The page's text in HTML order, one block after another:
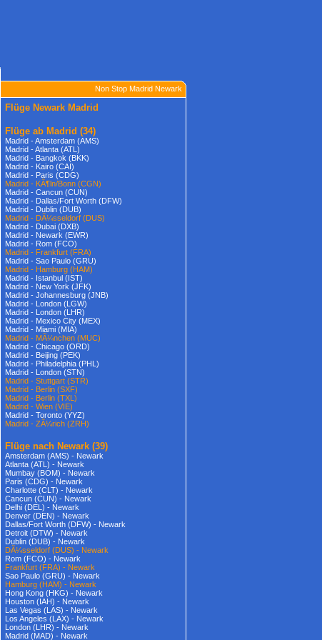
Non Stop Madrid Newark
Flüge Newark Madrid
Flüge ab Madrid (34)
Madrid - Amsterdam (AMS)
Madrid - Atlanta (ATL)
Madrid - Bangkok (BKK)
Madrid - Kairo (CAI)
Madrid - Paris (CDG)
Madrid - KÃ¶ln/Bonn (CGN)
Madrid - Cancun (CUN)
Madrid - Dallas/Fort Worth (DFW)
Madrid - Dublin (DUB)
Madrid - DÃ¼sseldorf (DUS)
Madrid - Dubai (DXB)
Madrid - Newark (EWR)
Madrid - Rom (FCO)
Madrid - Frankfurt (FRA)
Madrid - Sao Paulo (GRU)
Madrid - Hamburg (HAM)
Madrid - Istanbul (IST)
Madrid - New York (JFK)
Madrid - Johannesburg (JNB)
Madrid - London (LGW)
Madrid - London (LHR)
Madrid - Mexico City (MEX)
Madrid - Miami (MIA)
Madrid - MÃ¼nchen (MUC)
Madrid - Chicago (ORD)
Madrid - Beijing (PEK)
Madrid - Philadelphia (PHL)
Madrid - London (STN)
Madrid - Stuttgart (STR)
Madrid - Berlin (SXF)
Madrid - Berlin (TXL)
Madrid - Wien (VIE)
Madrid - Toronto (YYZ)
Madrid - ZÃ¼rich (ZRH)
Flüge nach Newark (39)
Amsterdam (AMS) - Newark
Atlanta (ATL) - Newark
Mumbay (BOM) - Newark
Paris (CDG) - Newark
Charlotte (CLT) - Newark
Cancun (CUN) - Newark
Delhi (DEL) - Newark
Denver (DEN) - Newark
Dallas/Fort Worth (DFW) - Newark
Detroit (DTW) - Newark
Dublin (DUB) - Newark
DÃ¼sseldorf (DUS) - Newark
Rom (FCO) - Newark
Frankfurt (FRA) - Newark
Sao Paulo (GRU) - Newark
Hamburg (HAM) - Newark
Hong Kong (HKG) - Newark
Houston (IAH) - Newark
Las Vegas (LAS) - Newark
Los Angeles (LAX) - Newark
London (LHR) - Newark
Madrid (MAD) - Newark